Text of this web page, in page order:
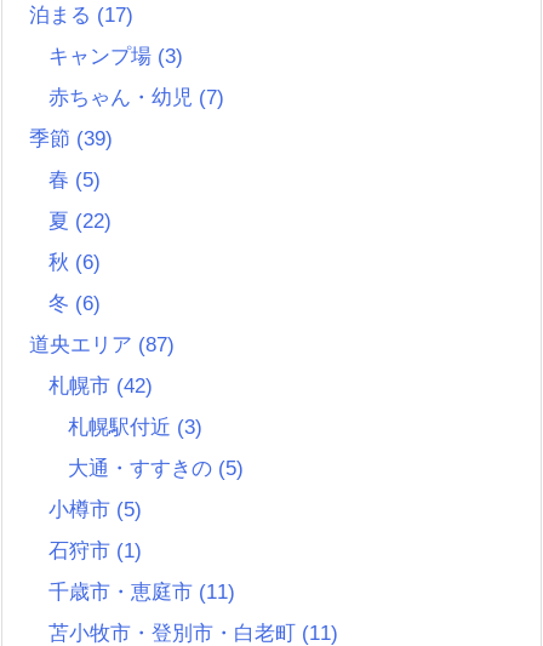
泊まる (17)
キャンプ場 (3)
赤ちゃん・幼児 (7)
季節 (39)
春 (5)
夏 (22)
秋 (6)
冬 (6)
道央エリア (87)
札幌市 (42)
札幌駅付近 (3)
大通・すすきの (5)
小樽市 (5)
石狩市 (1)
千歳市・恵庭市 (11)
苫小牧市・登別市・白老町 (11)